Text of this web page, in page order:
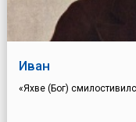
Иван
«Яхве (Бог)